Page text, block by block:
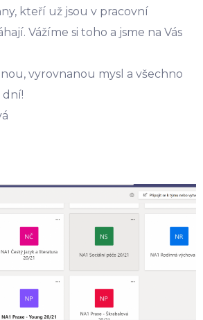
kteří už jsou v pracovní
Vážíme si toho a jsme na Vás
vyrovnanou mysl a všechno